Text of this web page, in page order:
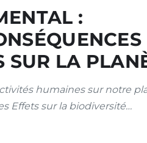
:
SUR LA
humaines sur notre
Effets sur la biodiversité…